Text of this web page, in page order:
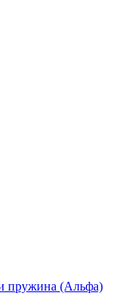
пружина (Альфа)